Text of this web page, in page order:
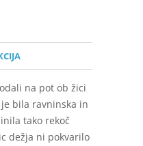
na pot ob žici
bila ravninska in
tako rekoč
dežja ni pokvarilo